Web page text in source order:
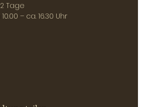
Tage
– ca. 16.30 Uhr